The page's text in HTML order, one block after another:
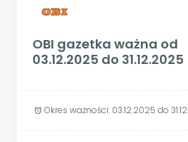
OBI gazetka ważna od
03.12.2025 do 31.12.2025
alarm Okres ważności: 03.12.2025 do